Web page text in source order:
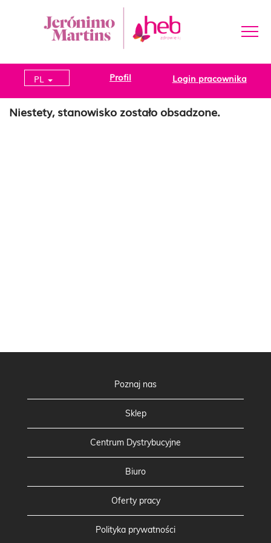
PL Profil Login pracownika
Niestety, stanowisko zostało obsadzone.
Poznaj nas
Sklep
Centrum Dystrybucyjne
Biuro
Oferty pracy
Polityka prywatności